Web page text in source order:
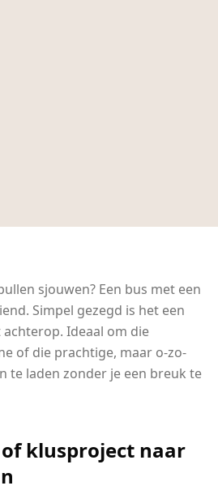
sjouwen? Een bus met een
Simpel gezegd is het een
Ideaal om die
of die prachtige, maar o-zo-
te laden zonder je een breuk te
klusproject naar